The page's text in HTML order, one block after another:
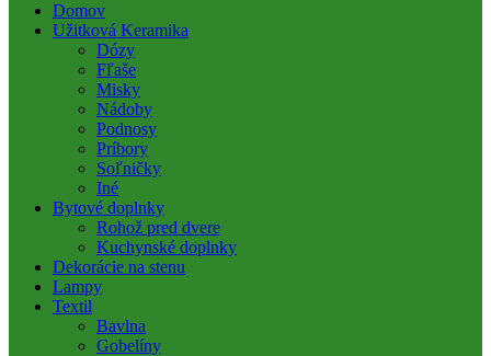
Domov
Užitková Keramika
Dózy
Fľaše
Misky
Nádoby
Podnosy
Príbory
Soľničky
Iné
Bytové doplnky
Rohož pred dvere
Kuchynské doplnky
Dekorácie na stenu
Lampy
Textil
Bavlna
Gobelíny